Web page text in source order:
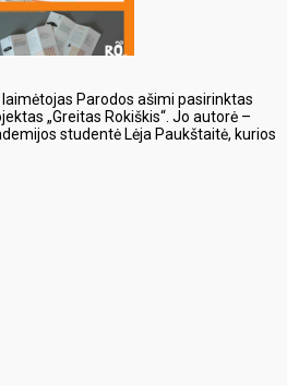
Parodos ašimi pasirinktas
„Greitas Rokiškis“. Jo autorė –
studentė Lėja Paukštaitė, kurios